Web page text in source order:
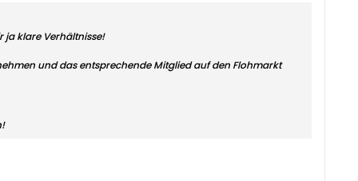
ja klare Verhältnisse!
und das entsprechende Mitglied auf den Flohmarkt